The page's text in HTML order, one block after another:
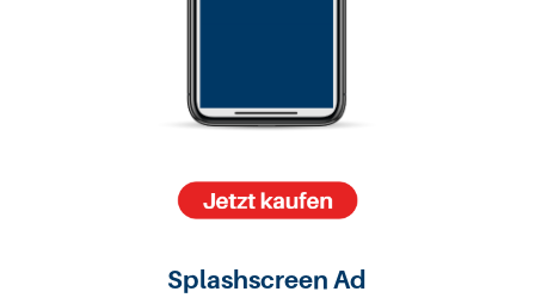
Splashscreen Ad